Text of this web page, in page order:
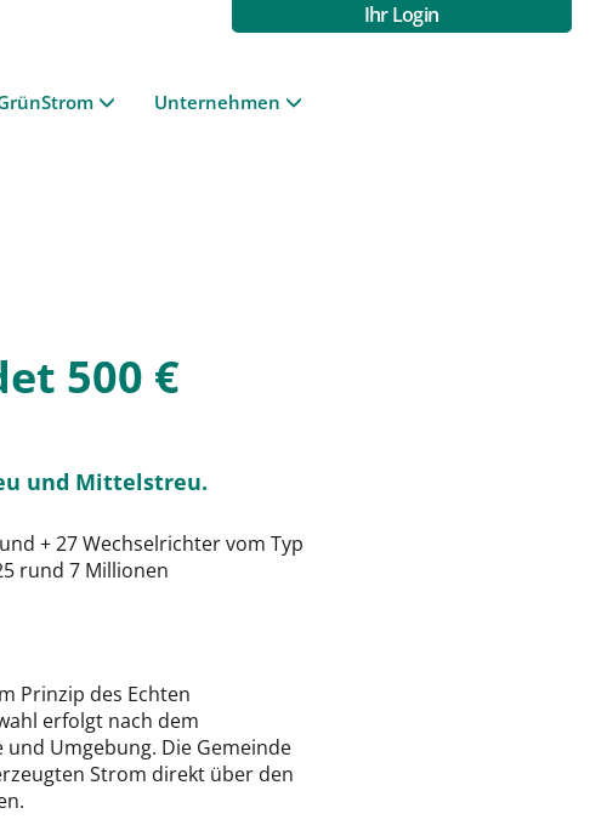
Ihr Login
Unternehmen
500 €
und Mittelstreu.
+ 27 Wechselrichter vom Typ
rund 7 Millionen
Prinzip des Echten
erfolgt nach dem
Umgebung. Die Gemeinde
Strom direkt über den